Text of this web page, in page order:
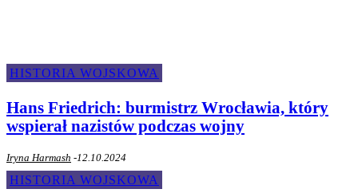
HISTORIA WOJSKOWA
Hans Friedrich: burmistrz Wrocławia, który
wspierał nazistów podczas wojny
Iryna Harmash -12.10.2024
HISTORIA WOJSKOWA